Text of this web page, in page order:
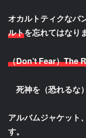
オカルトティクなバ
ルトを忘れてはなり
（Don’t Fear）The
死神を（恐れるな
アルバムジャケット
す。